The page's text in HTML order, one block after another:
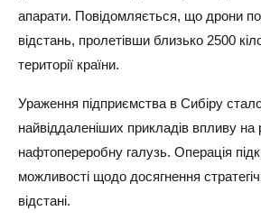
апарати. Повідомляється, що дрони
відстань, пролетівши близько 2500
території країни.
Ураження підприємства в Сибіру
найвіддаленіших прикладів впливу на
нафтопереробну галузь. Операція
можливості щодо досягнення
відстані.